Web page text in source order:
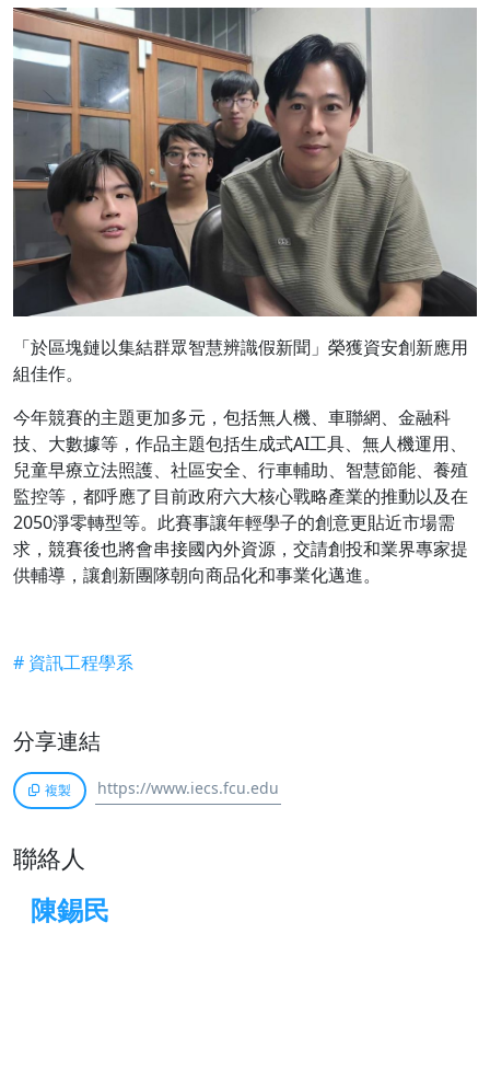
「於區塊鏈以集結群眾智慧辨識假新聞」榮獲資安創新應用
組佳作。
今年競賽的主題更加多元，包括無人機、車聯網、金融科
技、大數據等，作品主題包括生成式AI工具、無人機運用、
兒童早療立法照護、社區安全、行車輔助、智慧節能、養殖
監控等，都呼應了目前政府六大核心戰略產業的推動以及在
2050淨零轉型等。此賽事讓年輕學子的創意更貼近市場需
求，競賽後也將會串接國內外資源，交請創投和業界專家提
供輔導，讓創新團隊朝向商品化和事業化邁進。
# 資訊工程學系
分享連結
複製
聯絡人
陳錫民